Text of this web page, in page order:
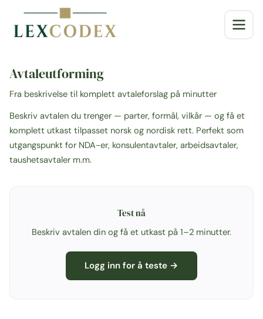
Avtaleutforming
Fra beskrivelse til komplett avtaleforslag på minutter
Beskriv avtalen du trenger — parter, formål, vilkår — og få et
komplett utkast tilpasset norsk og nordisk rett. Perfekt som
utgangspunkt for NDA-er, konsulentavtaler, arbeidsavtaler,
taushetsavtaler m.m.
Test nå
Beskriv avtalen din og få et utkast på 1–2 minutter.
Logg inn for å teste →